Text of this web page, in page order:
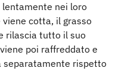
nei loro
cotta, il grasso
rilascia tutto il suo
poi raffreddato e
separatamente rispetto